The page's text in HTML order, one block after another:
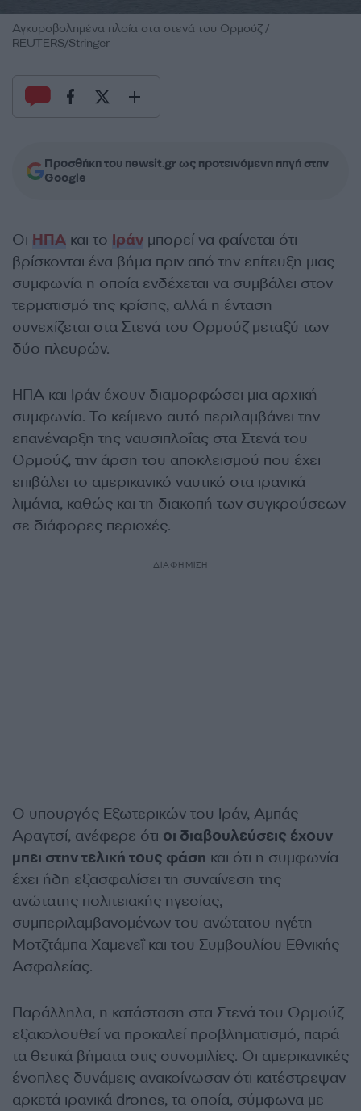
Αγκυροβολημένα πλοία στα στενά του Ορμούζ /
REUTERS/Stringer
Προσθήκη του newsit.gr ως προτεινόμενη πηγή στην
Google
Οι ΗΠΑ και το Ιράν μπορεί να φαίνεται ότι
βρίσκονται ένα βήμα πριν από την επίτευξη μιας
συμφωνία η οποία ενδέχεται να συμβάλει στον
τερματισμό της κρίσης, αλλά η ένταση
συνεχίζεται στα Στενά του Ορμούζ μεταξύ των
δύο πλευρών.
ΗΠΑ και Ιράν έχουν διαμορφώσει μια αρχική
συμφωνία. Το κείμενο αυτό περιλαμβάνει την
επανέναρξη της ναυσιπλοΐας στα Στενά του
Ορμούζ, την άρση του αποκλεισμού που έχει
επιβάλει το αμερικανικό ναυτικό στα ιρανικά
λιμάνια, καθώς και τη διακοπή των συγκρούσεων
σε διάφορες περιοχές.
ΔΙΑΦΗΜΙΣΗ
Ο υπουργός Εξωτερικών του Ιράν, Αμπάς
Αραγτσί, ανέφερε ότι οι διαβουλεύσεις έχουν
μπει στην τελική τους φάση και ότι η συμφωνία
έχει ήδη εξασφαλίσει τη συναίνεση της
ανώτατης πολιτειακής ηγεσίας,
συμπεριλαμβανομένων του ανώτατου ηγέτη
Μοτζτάμπα Χαμενεΐ και του Συμβουλίου Εθνικής
Ασφαλείας.
Παράλληλα, η κατάσταση στα Στενά του Ορμούζ
εξακολουθεί να προκαλεί προβληματισμό, παρά
τα θετικά βήματα στις συνομιλίες. Οι αμερικανικές
ένοπλες δυνάμεις ανακοίνωσαν ότι κατέστρεψαν
αρκετά ιρανικά drones, τα οποία, σύμφωνα με